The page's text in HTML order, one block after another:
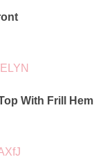
With Frill Hem